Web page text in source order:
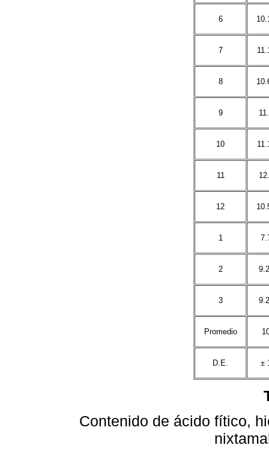
6
7
8
9
10
11
12
1
2
3
Promedio
D.E. ±
Contenido de ácido fítico,